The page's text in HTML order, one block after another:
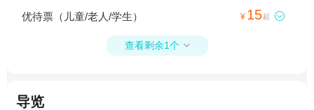
优待票（儿童/老人/学生） ¥ 15起 
查看剩余1个 
导览